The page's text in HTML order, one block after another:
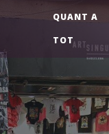
QUANT A
TOT